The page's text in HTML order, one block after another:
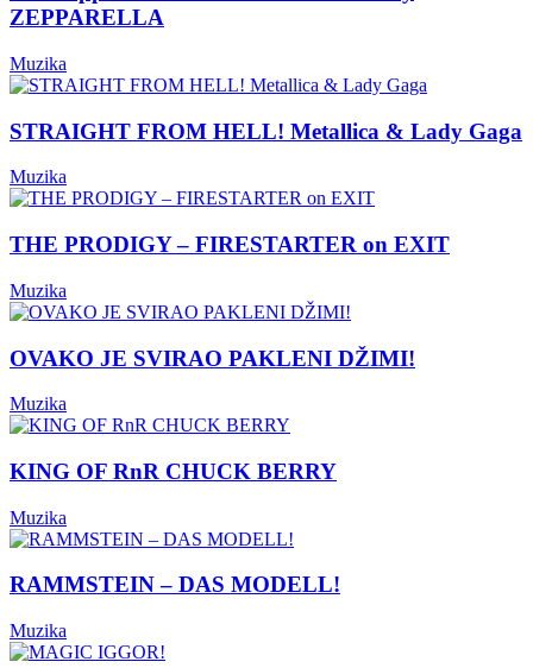
ZEPPARELLA
Muzika
STRAIGHT FROM HELL! Metallica & Lady Gaga
Muzika
THE PRODIGY – FIRESTARTER on EXIT
Muzika
OVAKO JE SVIRAO PAKLENI DŽIMI!
Muzika
KING OF RnR CHUCK BERRY
Muzika
RAMMSTEIN – DAS MODELL!
Muzika